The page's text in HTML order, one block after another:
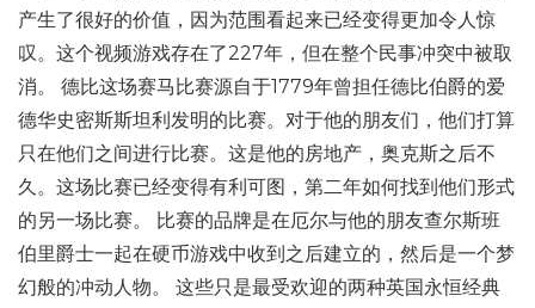
产生了很好的价值，因为范围看起来已经变得更加令人惊
叹。这个视频游戏存在了227年，但在整个民事冲突中被取
消。 德比这场赛马比赛源自于1779年曾担任德比伯爵的爱
德华史密斯斯坦利发明的比赛。对于他的朋友们，他们打算
只在他们之间进行比赛。这是他的房地产，奥克斯之后不
久。这场比赛已经变得有利可图，第二年如何找到他们形式
的另一场比赛。 比赛的品牌是在厄尔与他的朋友查尔斯班
伯里爵士一起在硬币游戏中收到之后建立的，然后是一个梦
幻般的冲动人物。 这些只是最受欢迎的两种英国永恒经典